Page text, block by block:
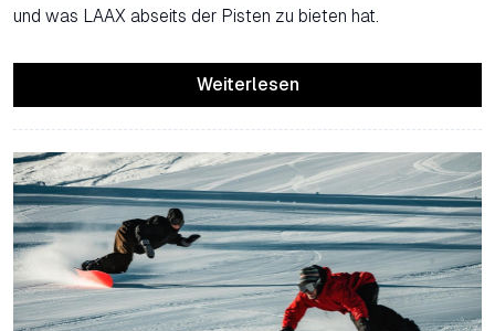
und was LAAX abseits der Pisten zu bieten hat.
Weiterlesen